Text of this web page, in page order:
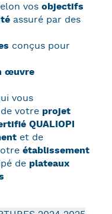
vos objectifs
assuré par des
conçus pour
œuvre
vous
votre projet
QUALIOPI
et de
établissement
de plateaux